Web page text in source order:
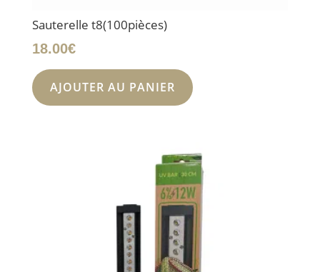
Sauterelle t8(100pièces)
18.00€
AJOUTER AU PANIER